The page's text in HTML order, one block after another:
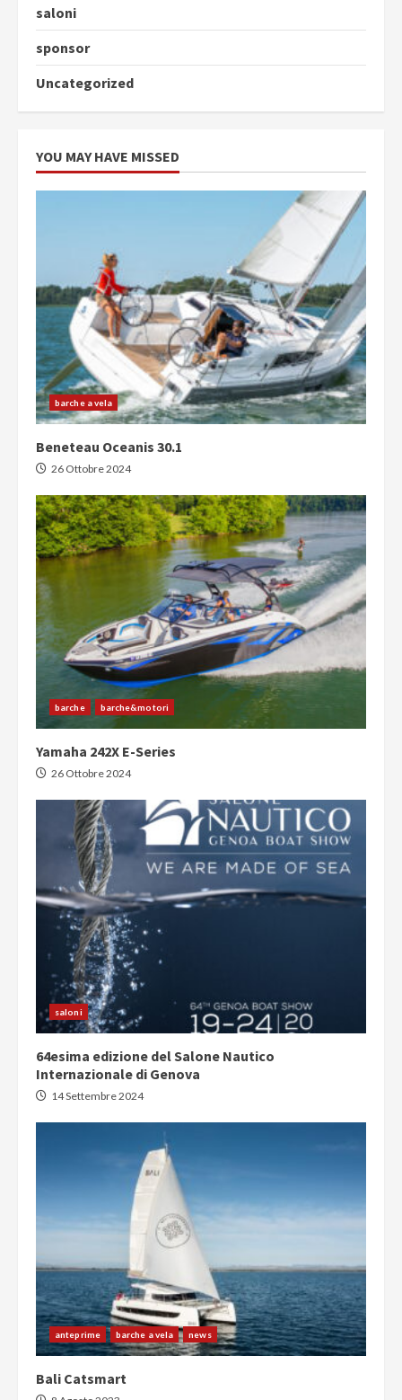
saloni
sponsor
Uncategorized
YOU MAY HAVE MISSED
barche a vela
Beneteau Oceanis 30.1
26 Ottobre 2024
barche barche&motori
Yamaha 242X E-Series
26 Ottobre 2024
saloni
64esima edizione del Salone Nautico
Internazionale di Genova
14 Settembre 2024
anteprime barche a vela news
Bali Catsmart